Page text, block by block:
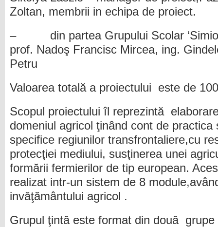
Zoltan, membrii in echipa de proiect.
– din partea Grupului Scolar ‘Simion
prof. Nadoş Francisc Mircea, ing.
Petru
Valoarea totală a proiectului este de
Scopul proiectului îl reprezintă
domeniul agricol ţinând cont de practica
specifice regiunilor transfrontaliere,cu
protecţiei mediului, susţinerea unei
formării fermierilor de tip european.
realizat intr-un sistem de 8
invăţământului agricol .
Grupul ţintă este format din două